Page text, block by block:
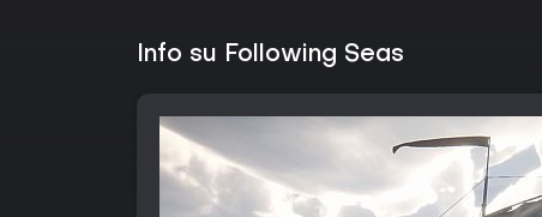
Info su Following Seas